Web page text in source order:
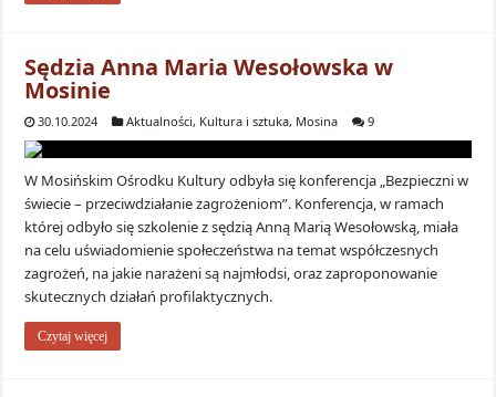
Sędzia Anna Maria Wesołowska w
Mosinie
30.10.2024 Aktualności, Kultura i sztuka, Mosina 9
W Mosińskim Ośrodku Kultury odbyła się konferencja „Bezpieczni w
świecie – przeciwdziałanie zagrożeniom”. Konferencja, w ramach
której odbyło się szkolenie z sędzią Anną Marią Wesołowską, miała
na celu uświadomienie społeczeństwa na temat współczesnych
zagrożeń, na jakie narażeni są najmłodsi, oraz zaproponowanie
skutecznych działań profilaktycznych.
Czytaj więcej